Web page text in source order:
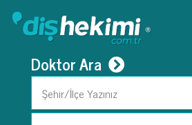
Doktor Ara